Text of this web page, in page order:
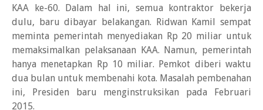
KAA ke-60. Dalam hal ini, semua kontraktor bekerja
dulu, baru dibayar belakangan. Ridwan Kamil sempat
meminta pemerintah menyediakan Rp 20 miliar untuk
memaksimalkan pelaksanaan KAA. Namun, pemerintah
hanya menetapkan Rp 10 miliar. Pemkot diberi waktu
dua bulan untuk membenahi kota. Masalah pembenahan
ini, Presiden baru menginstruksikan pada Februari
2015.